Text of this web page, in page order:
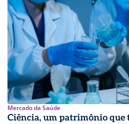
Mercado da Saúde
Ciência, um patrimônio